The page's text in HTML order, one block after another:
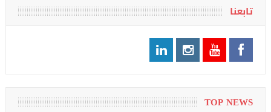
تابعنا
TOP NEWS